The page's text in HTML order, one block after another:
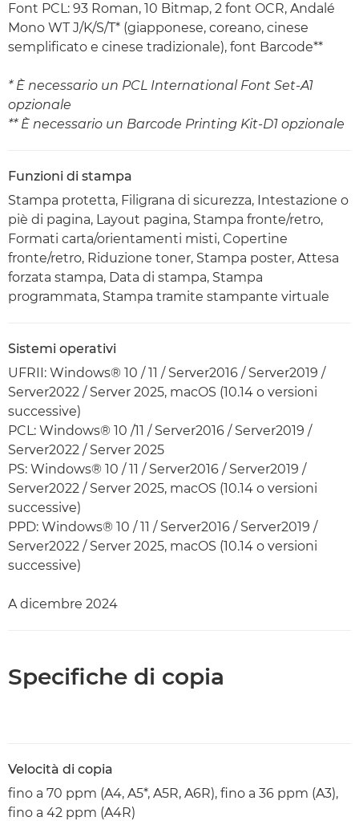
Font PCL: 93 Roman, 10 Bitmap, 2 font OCR, Andalé
Mono WT J/K/S/T* (giapponese, coreano, cinese
semplificato e cinese tradizionale), font Barcode**
* È necessario un PCL International Font Set-A1
opzionale
** È necessario un Barcode Printing Kit-D1 opzionale
Funzioni di stampa
Stampa protetta, Filigrana di sicurezza, Intestazione o
piè di pagina, Layout pagina, Stampa fronte/retro,
Formati carta/orientamenti misti, Copertine
fronte/retro, Riduzione toner, Stampa poster, Attesa
forzata stampa, Data di stampa, Stampa
programmata, Stampa tramite stampante virtuale
Sistemi operativi
UFRII: Windows® 10 / 11 / Server2016 / Server2019 /
Server2022 / Server 2025, macOS (10.14 o versioni
successive)
PCL: Windows® 10 /11 / Server2016 / Server2019 /
Server2022 / Server 2025
PS: Windows® 10 / 11 / Server2016 / Server2019 /
Server2022 / Server 2025, macOS (10.14 o versioni
successive)
PPD: Windows® 10 / 11 / Server2016 / Server2019 /
Server2022 / Server 2025, macOS (10.14 o versioni
successive)
A dicembre 2024
Specifiche di copia
Velocità di copia
fino a 70 ppm (A4, A5*, A5R, A6R), fino a 36 ppm (A3),
fino a 42 ppm (A4R)